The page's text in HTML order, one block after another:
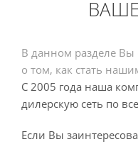
В данном разделе Вы
о том, как стать
С 2005 года наша
дилерскую сеть по
Если Вы